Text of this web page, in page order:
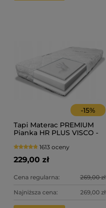
-15%
Tapi Materac PREMIUM
Pianka HR PLUS VISCO -
1613 oceny
229,00 zł
Cena regularna: 269,00 zł
Najniższa cena: 269,00 zł